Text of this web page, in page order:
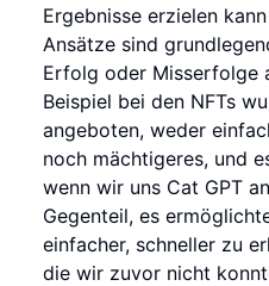
Ergebnisse erzielen
Ansätze sind
Erfolg oder Misserfolge
Beispiel bei den NFTs
angeboten, weder
noch mächtigeres, und
wenn wir uns Cat GPT
Gegenteil, es
einfacher, schneller zu
die wir zuvor nicht